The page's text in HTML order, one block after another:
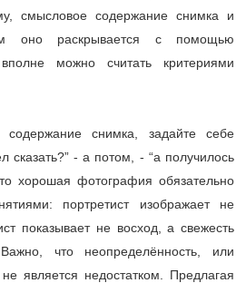
смысловое содержание снимка и
оно раскрывается с помощью
можно считать критериями
содержание снимка, задайте себе
сказать?” - а потом, - “а получилось
хорошая фотография обязательно
портретист изображает не
показывает не восход, а свежесть
что неопределённость, или
является недостатком. Предлагая